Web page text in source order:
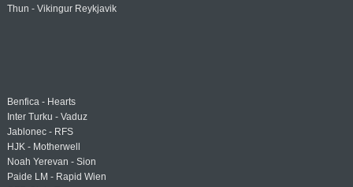
Thun - Vikingur Reykjavik
Benfica - Hearts
Inter Turku - Vaduz
Jablonec - RFS
HJK - Motherwell
Noah Yerevan - Sion
Paide LM - Rapid Wien